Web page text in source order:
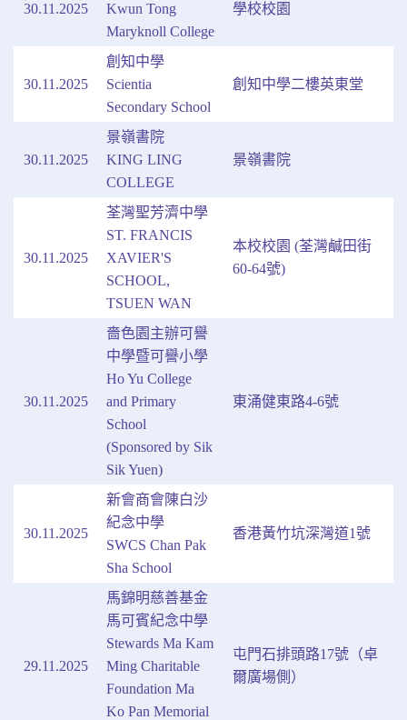
30.11.2025
Kwun Tong
Maryknoll College
學校校園
30.11.2025
創知中學
Scientia
Secondary School
創知中學二樓英東堂
30.11.2025
景嶺書院
KING LING
COLLEGE
景嶺書院
30.11.2025
荃灣聖芳濟中學
ST. FRANCIS
XAVIER'S
SCHOOL,
TSUEN WAN
本校校園 (荃灣鹹田街
60-64號)
30.11.2025
嗇色園主辦可譽
中學暨可譽小學
Ho Yu College
and Primary
School
(Sponsored by Sik
Sik Yuen)
東涌健東路4-6號
30.11.2025
新會商會陳白沙
紀念中學
SWCS Chan Pak
Sha School
香港黃竹坑深灣道1號
29.11.2025
馬錦明慈善基金
馬可賓紀念中學
Stewards Ma Kam
Ming Charitable
Foundation Ma
Ko Pan Memorial
屯門石排頭路17號（卓
爾廣場側）